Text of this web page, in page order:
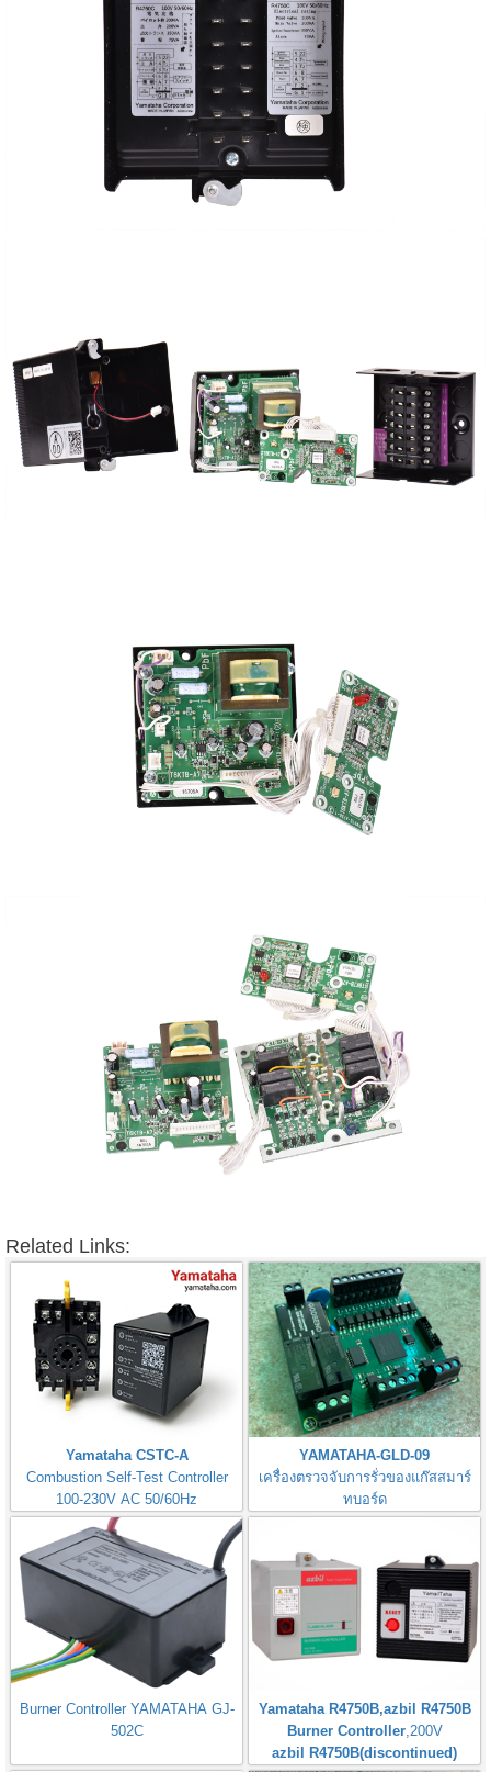
Related Links:
Yamataha CSTC-A
Combustion Self-Test Controller
100-230V AC 50/60Hz
YAMATAHA-GLD-09
เครื่องตรวจจับการรั่วของแก๊สสมาร์
ทบอร์ด
Gas Leak Detector Smart Board
Burner Controller YAMATAHA GJ-
502C
Yamataha R4750B,azbil R4750B
Burner Controller,200V
azbil R4750B(discontinued)